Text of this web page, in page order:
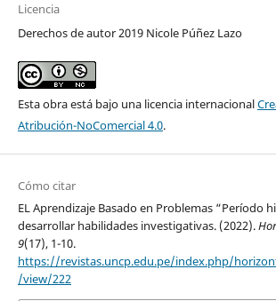
Licencia
Derechos de autor 2019 Nicole Púñez Lazo
Esta obra está bajo una licencia internacional
Atribución-NoComercial 4.0.
Cómo citar
EL Aprendizaje Basado en Problemas “Período
desarrollar habilidades investigativas. (2022).
9(17), 1-10.
https://revistas.uncp.edu.pe/index.php/
/view/222